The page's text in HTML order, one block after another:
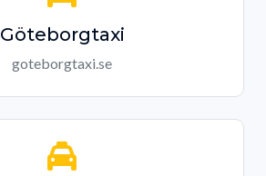
Göteborgtaxi
goteborgtaxi.se